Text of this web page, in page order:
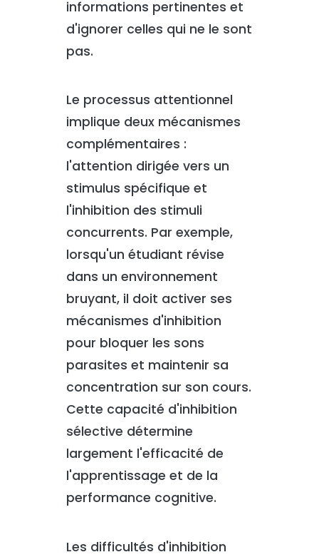
informations pertinentes et
d'ignorer celles qui ne le sont
pas.
Le processus attentionnel
implique deux mécanismes
complémentaires :
l'attention dirigée vers un
stimulus spécifique et
l'inhibition des stimuli
concurrents. Par exemple,
lorsqu'un étudiant révise
dans un environnement
bruyant, il doit activer ses
mécanismes d'inhibition
pour bloquer les sons
parasites et maintenir sa
concentration sur son cours.
Cette capacité d'inhibition
sélective détermine
largement l'efficacité de
l'apprentissage et de la
performance cognitive.
Les difficultés d'inhibition